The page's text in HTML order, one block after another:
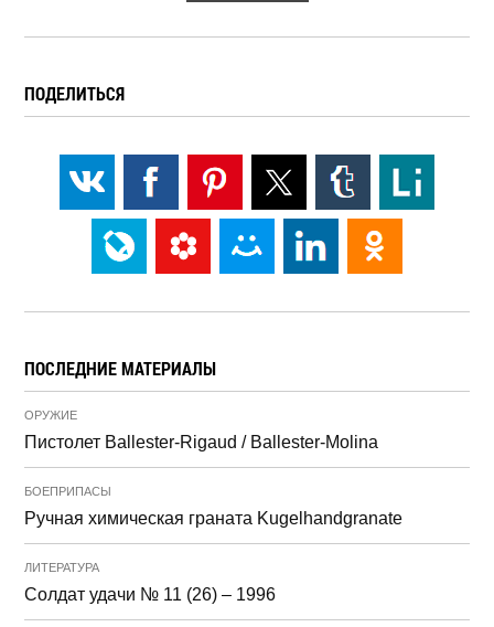
ПОДЕЛИТЬСЯ
ПОСЛЕДНИЕ МАТЕРИАЛЫ
ОРУЖИЕ
Пистолет Ballester-Rigaud / Ballester-Molina
БОЕПРИПАСЫ
Ручная химическая граната Kugelhandgranate
ЛИТЕРАТУРА
Солдат удачи № 11 (26) – 1996